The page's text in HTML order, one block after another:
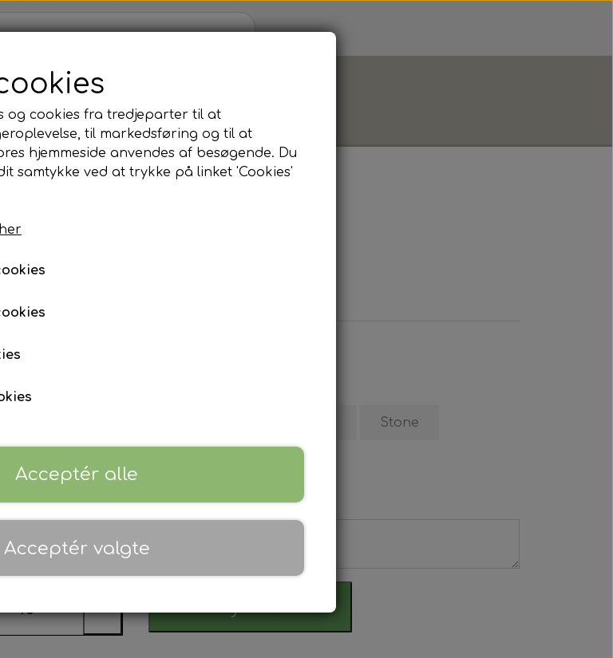
akryl bordkort
Stone
+
og cookies fra tredjeparter til at
til markedsføring og til at
hjemmeside anvendes af besøgende. Du
samtykke ved at trykke på linket 'Cookies'
Acceptér alle
Acceptér valgte